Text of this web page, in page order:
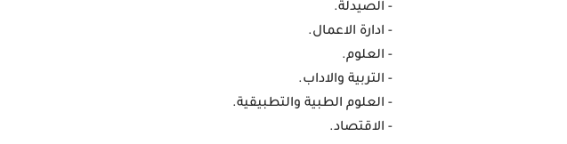
- الصيدلة.
- ادارة الاعمال.
- العلوم.
- التربية والاداب.
- العلوم الطبية والتطبيقية.
- الاقتصاد.